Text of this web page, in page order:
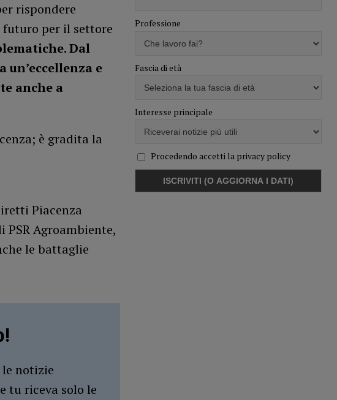
rispondere
futuro per il settore
Dal
e
anche a
è gradita la
Piacenza
PSR Agroambiente,
le battaglie
notizie
tu riceva solo le
Professione
Fascia di età
Interesse principale
Procedendo accetti la privacy policy